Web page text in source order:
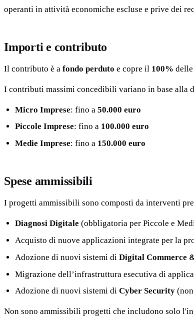
operanti in attività economiche escluse e prive dei
Importi e contributo
Il contributo è a fondo perduto e copre il 100%
I contributi massimi concedibili variano in base alla
Micro Imprese: fino a50.000 euro
Piccole Imprese: fino a 100.000 euro
Medie Imprese: fino a 150.000 euro
Spese ammissibili
I progetti ammissibili sono composti da interventi
Diagnosi Digitale (obbligatoria per Piccole e
Acquisto di nuove applicazioni integrate per la
Adozione di nuovi sistemi diDigital Commerce
Migrazione dell’infrastruttura esecutiva di
Adozione di nuovi sistemi diCyber Security
Non sono ammissibili progetti che includono solo